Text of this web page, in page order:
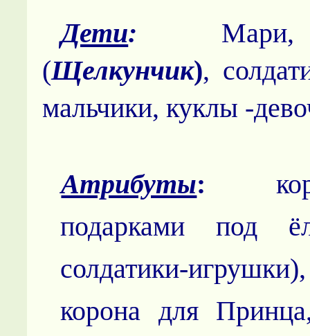
Дети: Мари,
(Щелкунчик),
мальчики, куклы -
Атрибуты:
подарками под
солдатики-
корона для